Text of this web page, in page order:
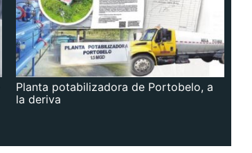
Planta potabilizadora de Portobelo, a
la deriva